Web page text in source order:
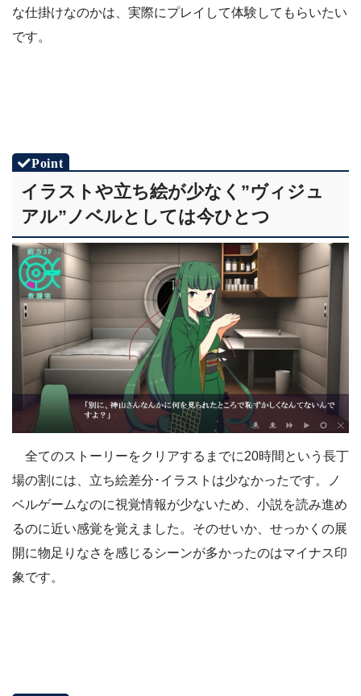
な仕掛けなのかは、実際にプレイして体験してもらいたい
です。
イラストや立ち絵が少なく”ヴィジュ
アル”ノベルとしては今ひとつ
全てのストーリーをクリアするまでに20時間という長丁
場の割には、立ち絵差分･イラストは少なかったです。ノ
ベルゲームなのに視覚情報が少ないため、小説を読み進め
るのに近い感覚を覚えました。そのせいか、せっかくの展
開に物足りなさを感じるシーンが多かったのはマイナス印
象です。